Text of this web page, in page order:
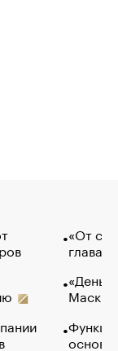
«От
глава
Маск в
основ